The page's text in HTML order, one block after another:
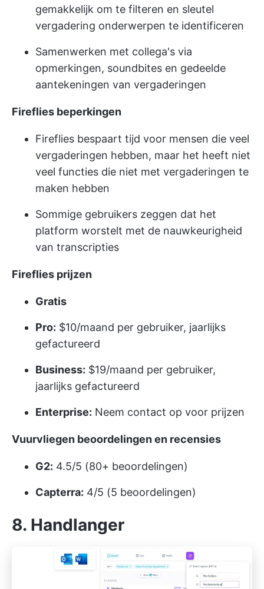
gemakkelijk om te filteren en sleutel
vergadering onderwerpen te identificeren
Samenwerken met collega's via
opmerkingen, soundbites en gedeelde
aantekeningen van vergaderingen
Fireflies beperkingen
Fireflies bespaart tijd voor mensen die veel
vergaderingen hebben, maar het heeft niet
veel functies die niet met vergaderingen te
maken hebben
Sommige gebruikers zeggen dat het
platform worstelt met de nauwkeurigheid
van transcripties
Fireflies prijzen
Gratis
Pro: $10/maand per gebruiker, jaarlijks
gefactureerd
Business: $19/maand per gebruiker,
jaarlijks gefactureerd
Enterprise: Neem contact op voor prijzen
Vuurvliegen beoordelingen en recensies
G2: 4.5/5 (80+ beoordelingen)
Capterra: 4/5 (5 beoordelingen)
8. Handlanger